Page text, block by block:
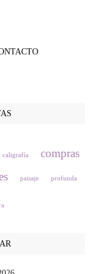
caligrafía
compras
paisaje profunda